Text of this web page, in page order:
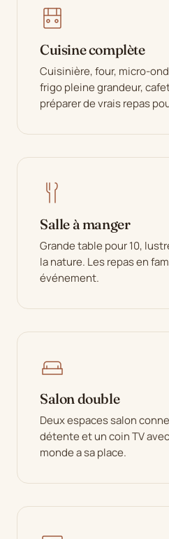
Cuisine complète
Cuisinière, four, micro-
frigo pleine grandeur,
préparer de vrais repas
Salle à manger
Grande table pour 10,
la nature. Les repas en
événement.
Salon double
Deux espaces salon
détente et un coin TV
monde a sa place.